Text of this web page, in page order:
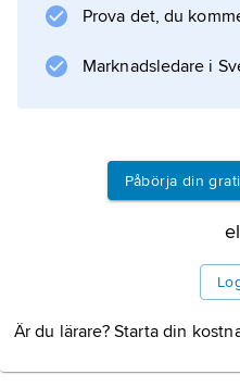
staden Alghero på
Information
Prova det, du
Marknadsledare i
Påbörja din
Är du lärare? Starta din